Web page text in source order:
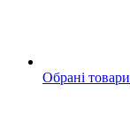
Обрані товари